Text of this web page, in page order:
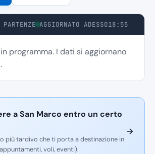
AGGIORNATO ADESSO18:55
programma. I dati si aggiornano
a San Marco entro un certo
più tardivo che ti porta a destinazione in
voli, eventi).